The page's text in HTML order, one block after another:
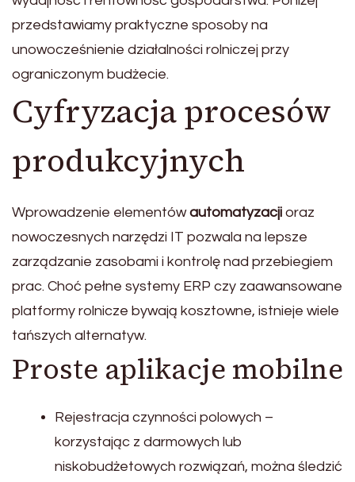
przedstawiamy praktyczne sposoby na
unowocześnienie działalności rolniczej przy
ograniczonym budżecie.
Cyfryzacja procesów
produkcyjnych
Wprowadzenie elementówautomatyzacji oraz
nowoczesnych narzędzi IT pozwala na lepsze
zarządzanie zasobami i kontrolę nad przebiegiem
prac. Choć pełne systemy ERP czy zaawansowane
platformy rolnicze bywają kosztowne, istnieje wiele
tańszych alternatyw.
Proste aplikacje mobilne
Rejestracja czynności polowych –
korzystając z darmowych lub
niskobudżetowych rozwiązań, można śledzić